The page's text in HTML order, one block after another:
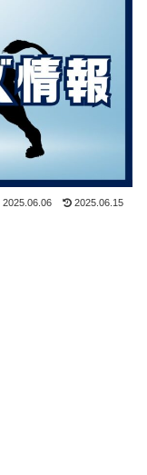
2025.06.06 2025.06.15